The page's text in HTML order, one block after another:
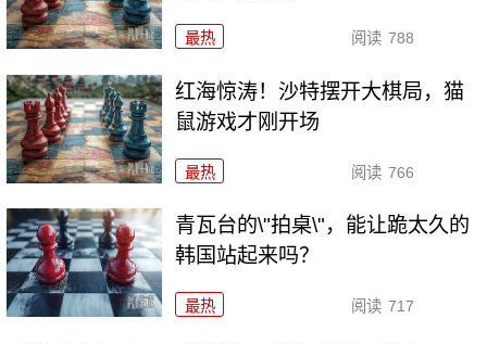
最热 阅读 788
红海惊涛！沙特摆开大棋局，猫
鼠游戏才刚开场
最热 阅读 766
青瓦台的\"拍桌\"，能让跪太久的
韩国站起来吗？
最热 阅读 717